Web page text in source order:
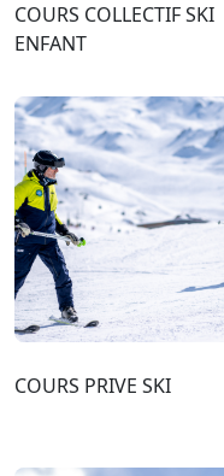
COURS COLLECTIF SKI
ENFANT
COURS PRIVE SKI